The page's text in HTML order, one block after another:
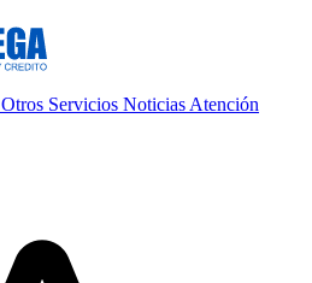
Otros Servicios Noticias Atención